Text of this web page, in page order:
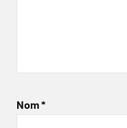
Nom*